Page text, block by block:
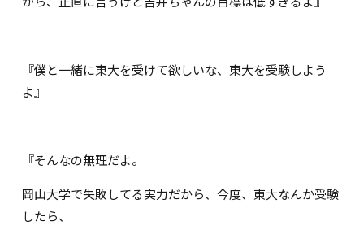
『僕と一緒に東大を受けて欲しいな、東大を受験しよう
よ』
『そんなの無理だよ。
岡山大学で失敗してる実力だから、今度、東大なんか受験
したら、